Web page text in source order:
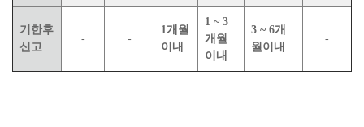
기한후
신고
- -
1개월
이내
1 ~ 3
개월
이내
3 ~ 6개
월이내
-